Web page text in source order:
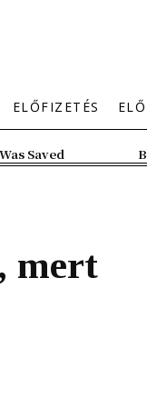
ELŐFIZETÉS
Saved
mert